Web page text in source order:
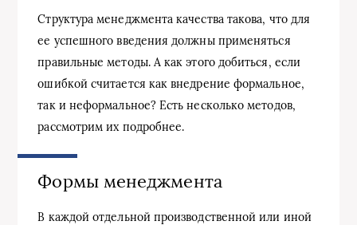
Структура менеджмента качества такова, что для
ее успешного введения должны применяться
правильные методы. А как этого добиться, если
ошибкой считается как внедрение формальное,
так и неформальное? Есть несколько методов,
рассмотрим их подробнее.
Формы менеджмента
В каждой отдельной производственной или иной